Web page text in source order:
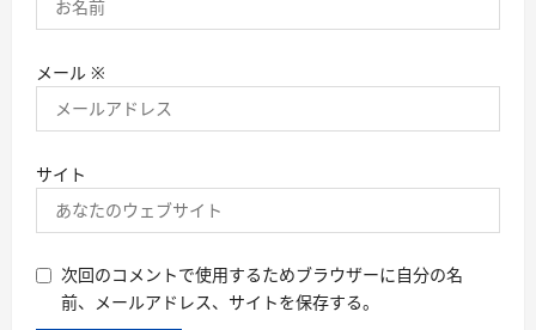
メール ※
サイト
次回のコメントで使用するためブラウザーに自分の名
前、メールアドレス、サイトを保存する。